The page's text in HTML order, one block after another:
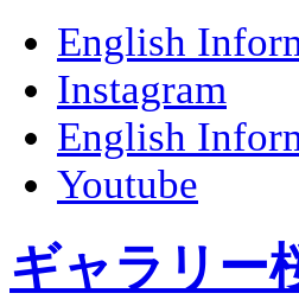
English
Instagram
English
Youtube
ギャラリー